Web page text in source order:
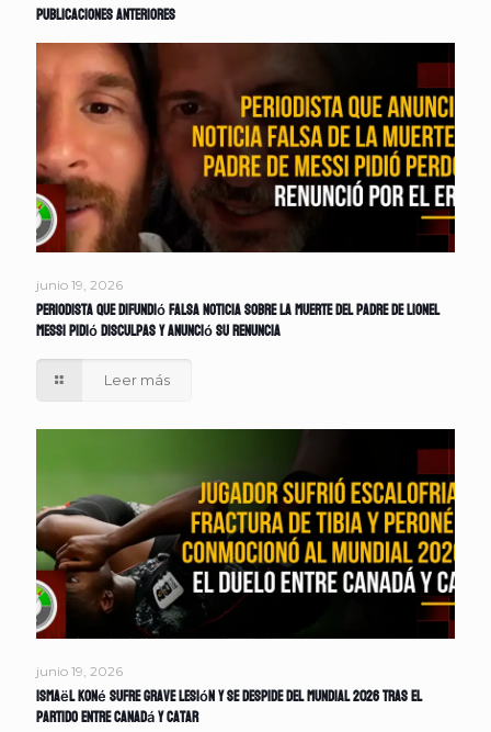
Publicaciones anteriores
junio 19, 2026
Periodista que difundió falsa noticia sobre la muerte del padre de Lionel
Messi pidió disculpas y anunció su renuncia
Leer más
junio 19, 2026
Ismaël Koné sufre grave lesión y se despide del Mundial 2026 tras el
partido entre Canadá y Catar